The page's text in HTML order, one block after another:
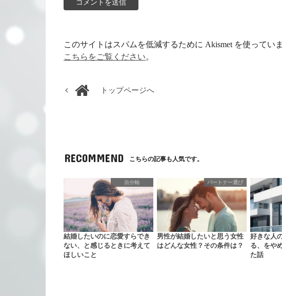
このサイトはスパムを低減するために Akismet を使っていま
こちらをご覧ください。
トップページへ
RECOMMEND こちらの記事も人気です。
自分軸
結婚したいのに恋愛すらでき
ない、と感じるときに考えて
ほしいこと
パートナー選び
男性が結婚したいと思う女性
はどんな女性？その条件は？
好きな人
る、をや
た話